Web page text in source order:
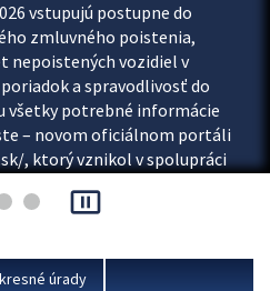
vstupujú postupne do
zmluvného poistenia,
nepoistených vozidiel v
a spravodlivosť do
všetky potrebné informácie
– novom oficiálnom portáli
, ktorý vznikol v spolupráci
a Ministerstva vnútra SR.
pause_presentation
úrady